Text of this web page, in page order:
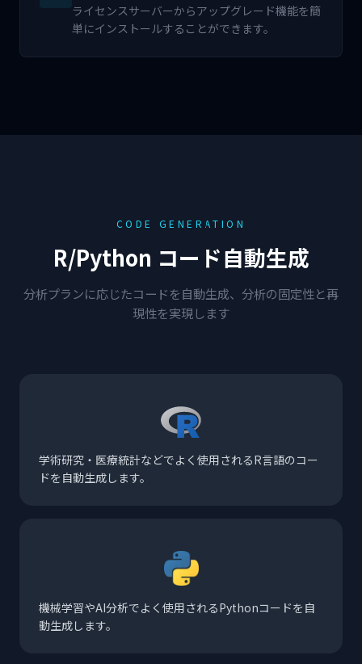
ライセンスサーバーからアップグレード機能を簡
単にインストールすることができます。
CODE GENERATION
R/Python コード自動生成
分析プランに応じたコードを自動生成、分析の固定性と再
現性を実現します
学術研究・医療統計などでよく使用されるR言語のコー
ドを自動生成します。
機械学習やAI分析でよく使用されるPythonコードを自
動生成します。